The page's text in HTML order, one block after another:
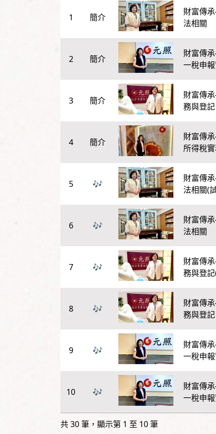
1
財富傳
法相關
2
財富傳
一稅申
3
財富傳
務與登記
4
財富傳
所得稅
5
財富傳
法相關(
6
財富傳
法相關
7
財富傳
務與登
8
財富傳
務與登記
9
財富傳
一稅申
10
財富傳
一稅申
共 30 筆，顯示第 1 至 10 筆